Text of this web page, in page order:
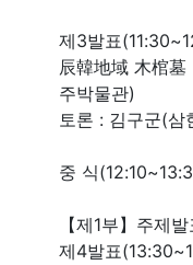
제3발표
辰韓地域 木棺
주박물관)
토론 : 김구군(삼
중 식
【제1부】주제
제4발표